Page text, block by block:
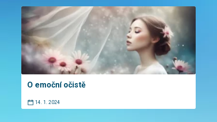
O emoční očistě
14. 1. 2024